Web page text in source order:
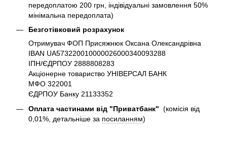
передоплатою 200 грн, індівідуальні замовлення 50%
мінімальна передоплата)
Безготівковий розрахунок
Отримувач ФОП Присяжнюк Оксана Олександрівна
IBAN UA573220010000026000340093288
ІПН/ЄДРПОУ 2888808283
Акціонерне товариство УНІВЕРСАЛ БАНК
МФО 322001
ЄДРПОУ Банку 21133352
Оплата частинами від "Приватбанк" (комісія від
0,01%, детальніше за посиланням)